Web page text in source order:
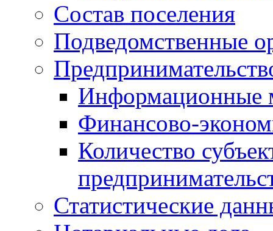
Состав поселения
Подведомственные
Информационные
Финансово-
Количество
Статистические